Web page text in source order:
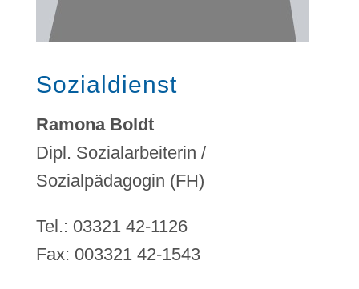
Sozialdienst
Ramona Boldt
Dipl. Sozialarbeiterin /
Sozialpädagogin (FH)
Tel.: 03321 42-1126
Fax: 003321 42-1543